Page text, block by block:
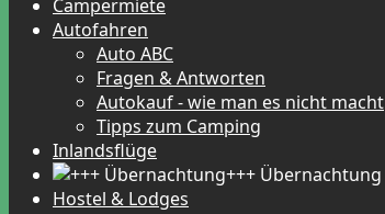
Campermiete
Autofahren
Auto ABC
Fragen & Antworten
Autokauf - wie man es nicht macht
Tipps zum Camping
Inlandsflüge
+++ Übernachtung
Hostel & Lodges